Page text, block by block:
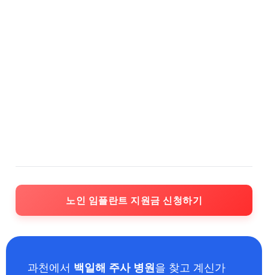
노인 임플란트 지원금 신청하기
과천에서 백일해 주사 병원을 찾고 계신가